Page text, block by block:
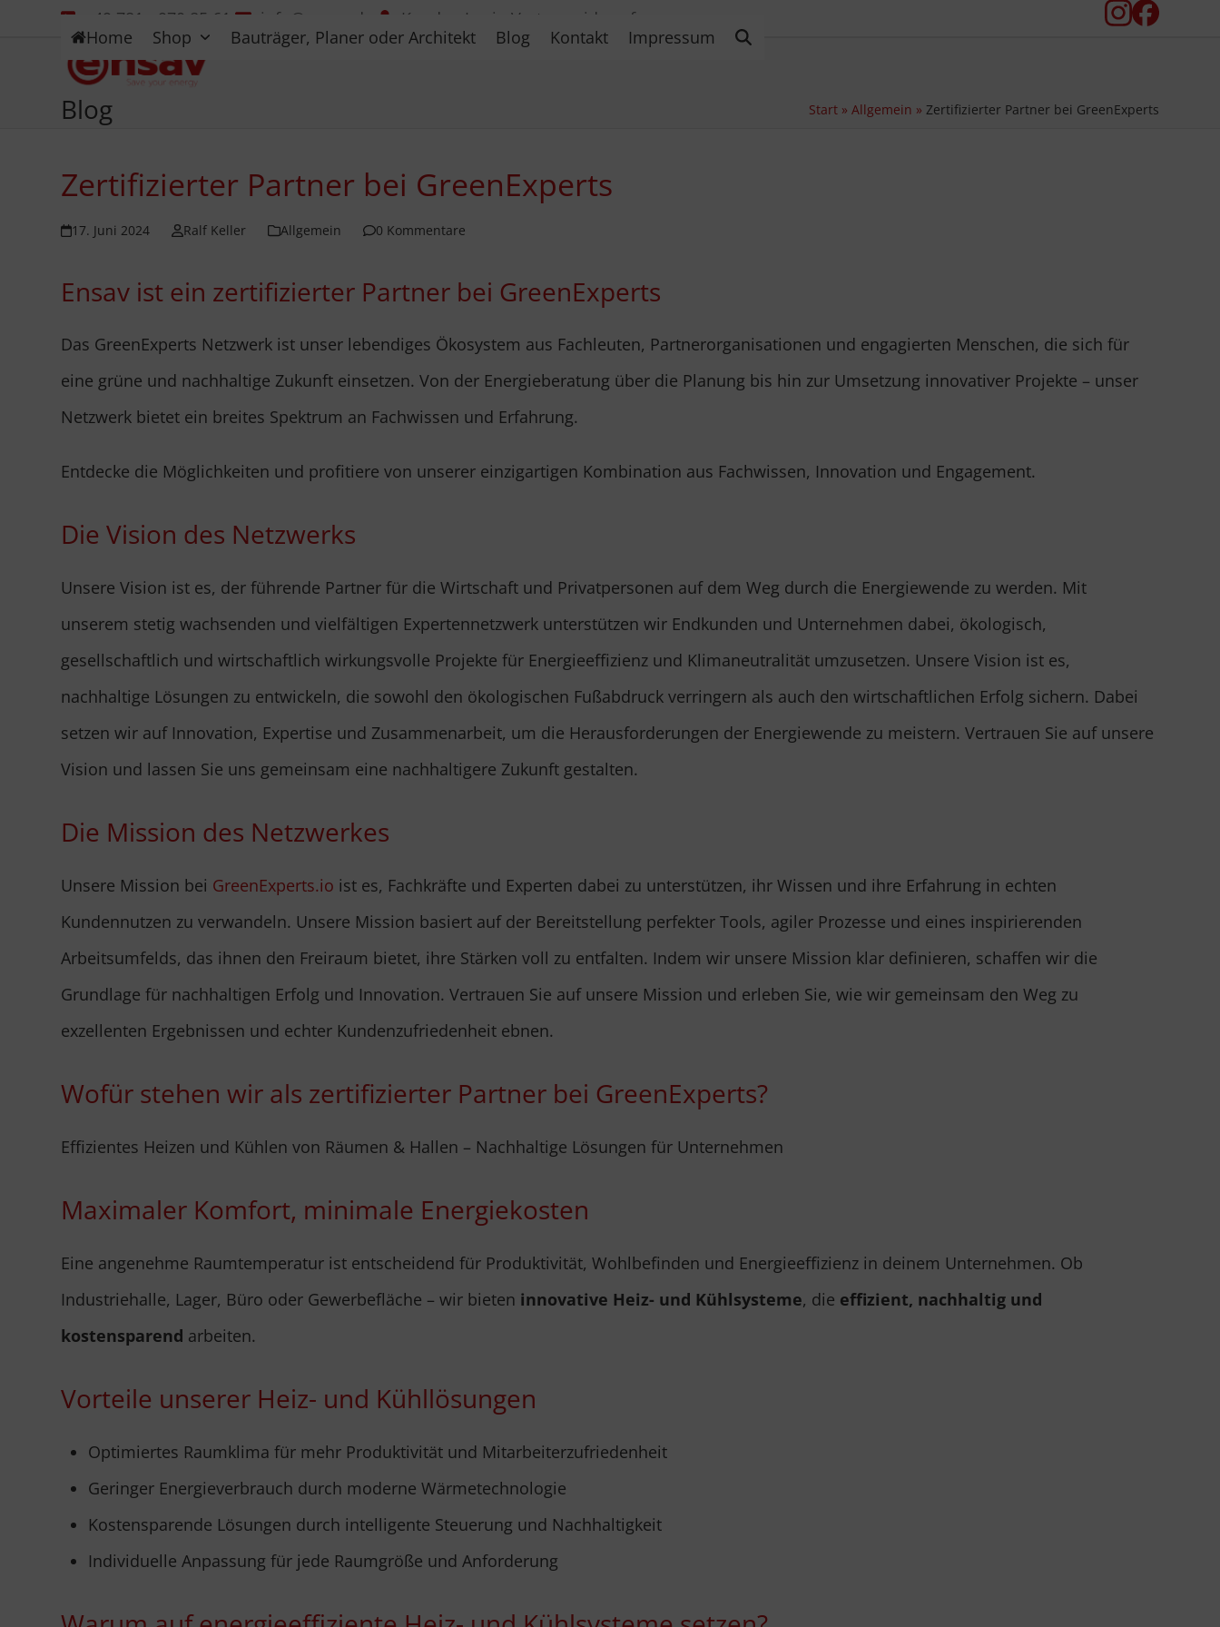
+49 781 - 970 85 61 info@ensav.de Kunden Login Vertrag widerrufen InstagramFacebook
Home Shop Bauträger, Planer oder Architekt Blog Kontakt Impressum
Blog Start» Allgemein » Zertifizierter Partner bei GreenExperts
Zertifizierter Partner bei GreenExperts
17. Juni 2024 Ralf Keller Allgemein 0 Kommentare
Ensav ist ein zertifizierter Partner bei GreenExperts
Das GreenExperts Netzwerk ist unser lebendiges Ökosystem aus Fachleuten, Partnerorganisationen und engagierten Menschen, die sich für
eine grüne und nachhaltige Zukunft einsetzen. Von der Energieberatung über die Planung bis hin zur Umsetzung innovativer Projekte – unser
Netzwerk bietet ein breites Spektrum an Fachwissen und Erfahrung.
Entdecke die Möglichkeiten und profitiere von unserer einzigartigen Kombination aus Fachwissen, Innovation und Engagement.
Die Vision des Netzwerks
Unsere Vision ist es, der führende Partner für die Wirtschaft und Privatpersonen auf dem Weg durch die Energiewende zu werden. Mit
unserem stetig wachsenden und vielfältigen Expertennetzwerk unterstützen wir Endkunden und Unternehmen dabei, ökologisch,
gesellschaftlich und wirtschaftlich wirkungsvolle Projekte für Energieeffizienz und Klimaneutralität umzusetzen. Unsere Vision ist es,
nachhaltige Lösungen zu entwickeln, die sowohl den ökologischen Fußabdruck verringern als auch den wirtschaftlichen Erfolg sichern. Dabei
setzen wir auf Innovation, Expertise und Zusammenarbeit, um die Herausforderungen der Energiewende zu meistern. Vertrauen Sie auf unsere
Vision und lassen Sie uns gemeinsam eine nachhaltigere Zukunft gestalten.
Die Mission des Netzwerkes
Unsere Mission bei GreenExperts.io ist es, Fachkräfte und Experten dabei zu unterstützen, ihr Wissen und ihre Erfahrung in echten
Kundennutzen zu verwandeln. Unsere Mission basiert auf der Bereitstellung perfekter Tools, agiler Prozesse und eines inspirierenden
Arbeitsumfelds, das ihnen den Freiraum bietet, ihre Stärken voll zu entfalten. Indem wir unsere Mission klar definieren, schaffen wir die
Grundlage für nachhaltigen Erfolg und Innovation. Vertrauen Sie auf unsere Mission und erleben Sie, wie wir gemeinsam den Weg zu
exzellenten Ergebnissen und echter Kundenzufriedenheit ebnen.
Wofür stehen wir als zertifizierter Partner bei GreenExperts?
Effizientes Heizen und Kühlen von Räumen & Hallen – Nachhaltige Lösungen für Unternehmen
Maximaler Komfort, minimale Energiekosten
Eine angenehme Raumtemperatur ist entscheidend für Produktivität, Wohlbefinden und Energieeffizienz in deinem Unternehmen. Ob
Industriehalle, Lager, Büro oder Gewerbefläche – wir bieten innovative Heiz- und Kühlsysteme, die effizient, nachhaltig und
kostensparend arbeiten.
Vorteile unserer Heiz- und Kühllösungen
Optimiertes Raumklima für mehr Produktivität und Mitarbeiterzufriedenheit
Geringer Energieverbrauch durch moderne Wärmetechnologie
Kostensparende Lösungen durch intelligente Steuerung und Nachhaltigkeit
Individuelle Anpassung für jede Raumgröße und Anforderung